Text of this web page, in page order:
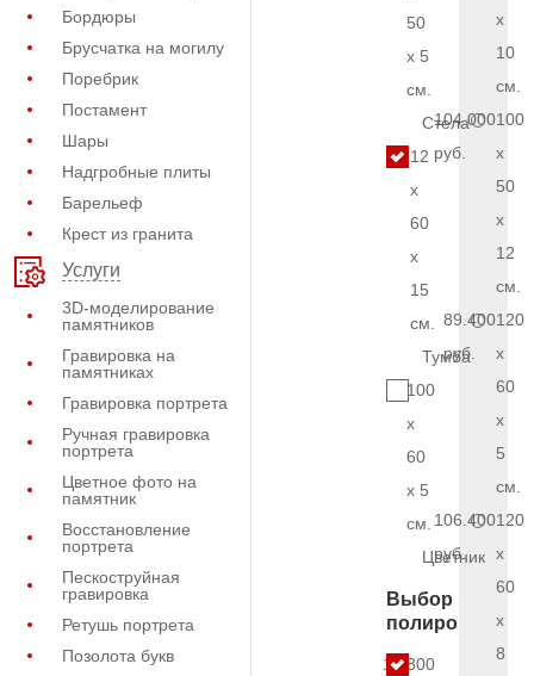
Бордюры
Брусчатка на могилу
Поребрик
Постамент
Шары
Надгробные плиты
Барельеф
Крест из гранита
Услуги
3D-моделирование
памятников
Гравировка на
памятниках
Гравировка портрета
Ручная гравировка
портрета
Цветное фото на
памятник
Восстановление
портрета
Пескоструйная
гравировка
Ретушь портрета
Позолота букв
50
x 5
см.
Стела
12
x
60
x
15
см.
Тумба
100
x
60
x 5
см.
Цветник
Выбор
полировки
10.800
x
10
см.
104.000
руб.
100
x
50
x
12
см.
89.400
руб.
120
x
60
x
5
см.
106.400
руб.
120
x
60
x
8